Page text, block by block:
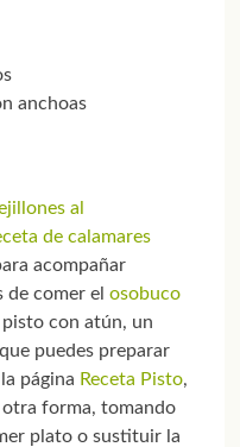
anchoas
al
de calamares
acompañar
comer el osobuco
con atún, un
puedes preparar
página Receta Pisto,
forma, tomando
plato o sustituir la